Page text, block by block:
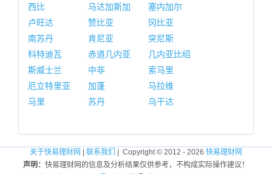
西比
马达加斯加
塞内加尔
卢旺达
赞比亚
冈比亚
南苏丹
肯尼亚
突尼斯
科特迪瓦
赤道几内亚
几内亚比绍
斯威士兰
中非
索马里
厄立特里亚
加蓬
马拉维
马里
苏丹 乌干达
关于快易理财网 联系我们 | Copyright © 2012 - 2026 快易理财网
声明： 快易理财网的信息及分析结果仅供参考，不构成实际操作建议！